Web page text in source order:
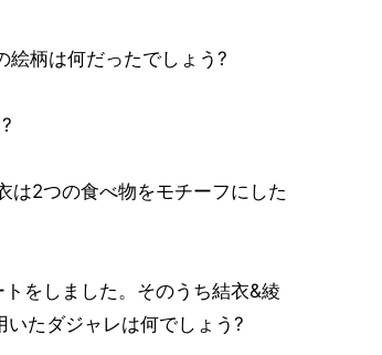
柄は何だったでしょう?
2つの食べ物をモチーフにした
をしました。そのうち結衣&綾
たダジャレは何でしょう?